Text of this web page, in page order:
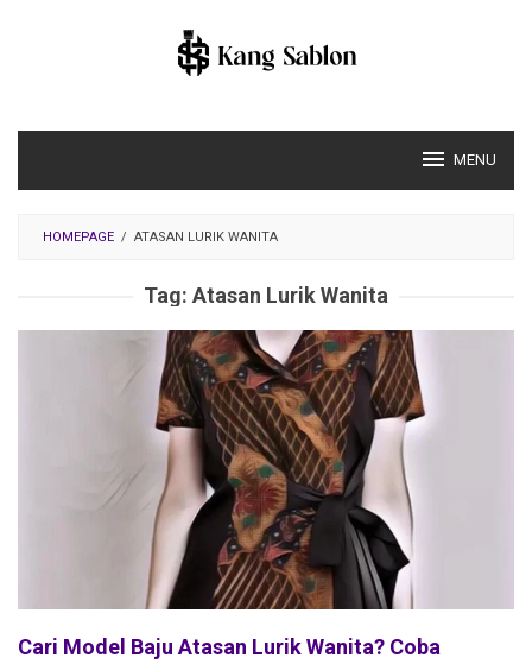
MENU
HOMEPAGE / ATASAN LURIK WANITA
Tag: Atasan Lurik Wanita
Cari Model Baju Atasan Lurik Wanita? Coba